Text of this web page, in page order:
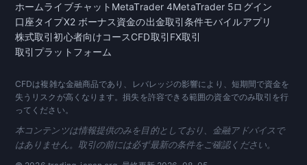
ホームライブチャット MetaTrader 4MetaTrader 5ログイン
口座タイプX2 ボーナス資金の出金取引条件モバイルアプリ
株式取引初心者向けコースCFD取引 FX取引
取引プラットフォーム
CFDは複雑な金融商品であり、レバレッジの影響により、短期間で資金を
失うリスクが高くなります。損失を許容できる範囲の資金でのみ取引を行
ってください。
本コンテンツは情報提供のみを目的としており、金融アドバイスで
はありません。取引の前には必ず最新の条件をご確認ください。